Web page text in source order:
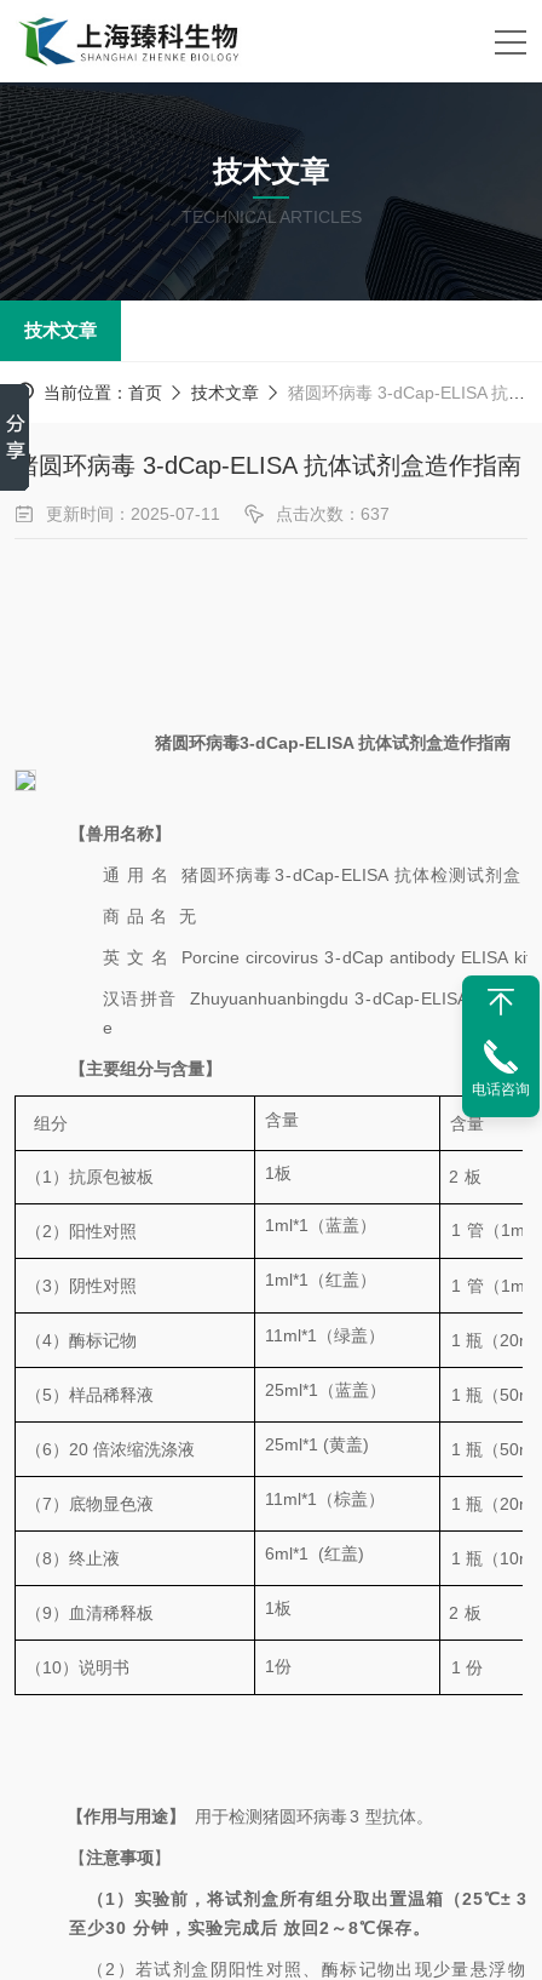
技术文章
TECHNICAL ARTICLES
技术文章
当前位置： 首页 技术文章 猪圆环病毒 3-dCap-ELISA 抗体试剂盒造作指南
猪圆环病毒 3-dCap-ELISA 抗体试剂盒造作指南
更新时间：2025-07-11 点击次数：637
猪圆环病毒3-dCap-ELISA抗体试剂盒造作指南
【兽用名称】
通 用 名 猪圆环病毒3-dCap-ELISA 抗体检测试剂盒
商 品 名 无
英 文 名 Porcine circovirus 3-dCap antibody ELISA kit
汉语拼音 Zhuyuanhuanbingdu 3-dCap-ELISA
e
【主要组分与含量】
组分 含量 含量
（1 ）抗原包被板 1板 2 板
（2）阳性对照 1 ml*1（蓝盖） 1 管（1 ml
（3）阴性对照 1 ml*1（红盖） 1 管（1 ml
（4）酶标记物 11 ml*1（绿盖） 1 瓶（20ml
（5） 样品稀释液 25ml*1（蓝盖） 1 瓶（50ml
（6） 20 倍浓缩洗涤液 25ml*1 (黄盖) 1 瓶（50ml
（7）底物显色液 11 ml*1 （棕盖） 1 瓶（20ml
（8）终止液 6ml*1 (红盖) 1 瓶（10ml
（9）血清稀释板 1板 2 板
（10）说明书 1份 1 份
【作用与用途】 用于检测猪圆环病毒3 型抗体。
【注意事项】
（1）实验前，将试剂盒所有组分取出置温箱（25℃± 3
至少30 分钟，实验完成后 放回2 ～8℃保存。
（ 2 ）若试剂盒阴阳性对照、酶标记物出现少量悬浮物
电话咨询